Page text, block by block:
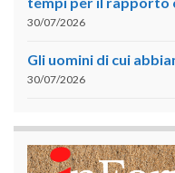
30/07/2026
Gli uomini di cui
30/07/2026